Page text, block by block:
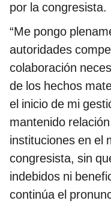
por la congresista.
“Me pongo
autoridades
colaboración
de los hechos
el inicio de mi
mantenido
instituciones en el
congresista, sin
indebidos ni
continúa el